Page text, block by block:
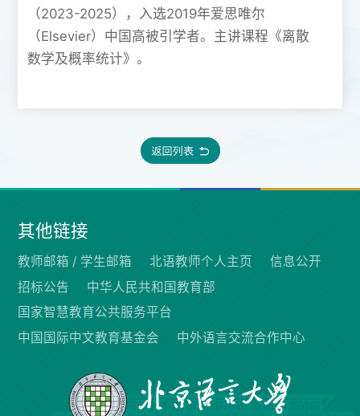
（2023-2025），入选2019年爱思唯尔
（Elsevier）中国高被引学者。主讲课程《离散
数学及概率统计》。
其他链接
教师邮箱 / 学生邮箱 北语教师个人主页
信息公开
招标公告
中华人民共和国教育部
国家智慧教育公共服务平台
中国国际中文教育基金会
中外语言交流合作中心